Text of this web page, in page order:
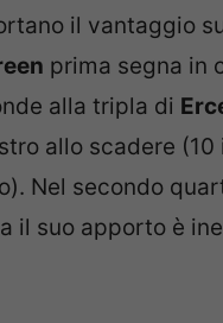
il vantaggio
prima segna in
alla tripla di
allo scadere (10
Nel secondo
il suo apporto è